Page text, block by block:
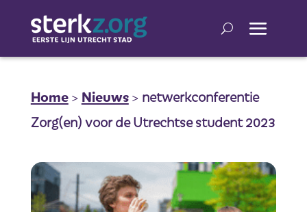
Home> Nieuws> netwerkconferentie
Zorg(en) voor de Utrechtse student 2023